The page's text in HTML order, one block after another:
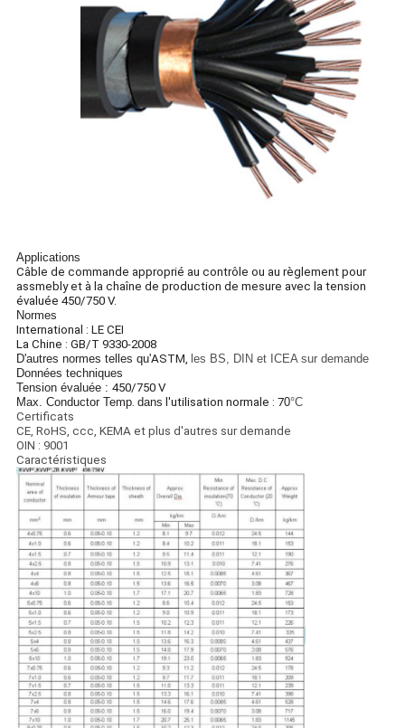
Applications
Câble de commande approprié au contrôle ou au règlement pour
assmebly et à la chaîne de production de mesure avec la tension
évaluée 450/750 V.
Normes
International : LE CEI
La Chine : GB/T 9330-2008
D'autres normes telles qu'ASTM, les BS, DIN et ICEA sur demande
Données techniques
Tension évaluée : 450/750 V
Max. Conductor Temp. dans l'utilisation normale : 70°C
Certificats
CE, RoHS, ccc, KEMA et plus d'autres sur demande
OIN : 9001
Caractéristiques